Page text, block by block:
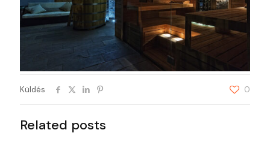
Küldés 0
Related posts